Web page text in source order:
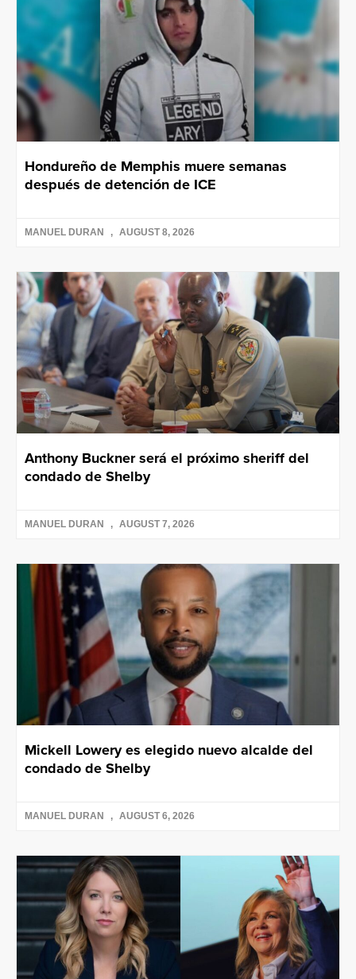
Hondureño de Memphis muere semanas
después de detención de ICE
MANUEL DURAN AUGUST 8, 2026
Anthony Buckner será el próximo sheriff del
condado de Shelby
MANUEL DURAN AUGUST 7, 2026
Mickell Lowery es elegido nuevo alcalde del
condado de Shelby
MANUEL DURAN AUGUST 6, 2026